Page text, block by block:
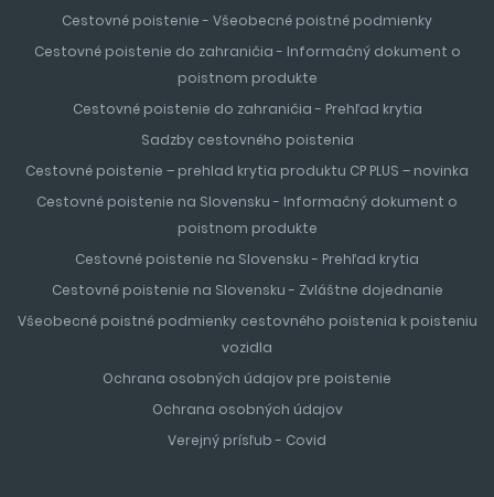
Cestovné poistenie - Všeobecné poistné podmienky
Cestovné poistenie do zahraničia - Informačný dokument o
poistnom produkte
Cestovné poistenie do zahraničia - Prehľad krytia
Sadzby cestovného poistenia
Cestovné poistenie – prehlad krytia produktu CP PLUS – novinka
Cestovné poistenie na Slovensku - Informačný dokument o
poistnom produkte
Cestovné poistenie na Slovensku - Prehľad krytia
Cestovné poistenie na Slovensku - Zvláštne dojednanie
Všeobecné poistné podmienky cestovného poistenia k poisteniu
vozidla
Ochrana osobných údajov pre poistenie
Ochrana osobných údajov
Verejný prísľub - Covid